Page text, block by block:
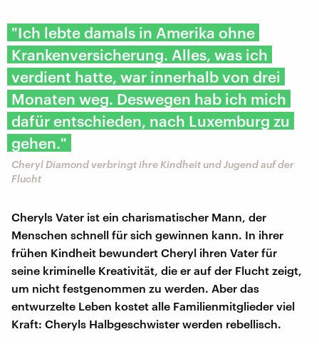
"Ich lebte damals in Amerika ohne
Krankenversicherung. Alles, was ich
verdient hatte, war innerhalb von drei
Monaten weg. Deswegen hab ich mich
dafür entschieden, nach Luxemburg zu
gehen."
Cheryl Diamond verbringt ihre Kindheit und Jugend auf der
Flucht
Cheryls Vater ist ein charismatischer Mann, der
Menschen schnell für sich gewinnen kann. In ihrer
frühen Kindheit bewundert Cheryl ihren Vater für
seine kriminelle Kreativität, die er auf der Flucht zeigt,
um nicht festgenommen zu werden. Aber das
entwurzelte Leben kostet alle Familienmitglieder viel
Kraft: Cheryls Halbgeschwister werden rebellisch.